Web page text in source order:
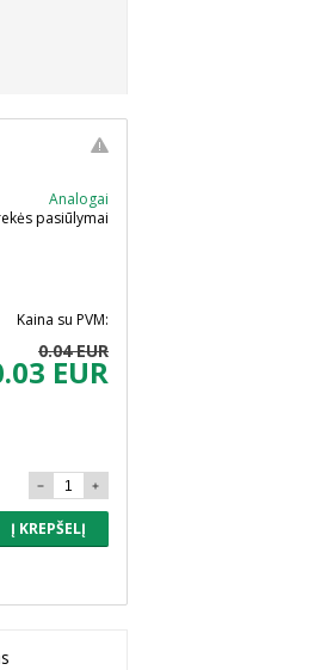
Analogai
pasiūlymai
Kaina su PVM:
0.04 EUR
EUR
Į KREPŠELĮ